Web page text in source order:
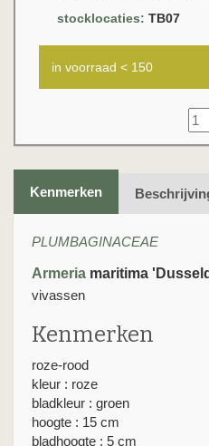
stocklocaties: TB07
in voorraad < 150
Kenmerken
PLUMBAGINACEAE
Armeria maritima
vivassen
Kenmerken
roze-rood
kleur : roze
bladkleur : groen
hoogte : 15 cm
bladhoogte : 5 cm